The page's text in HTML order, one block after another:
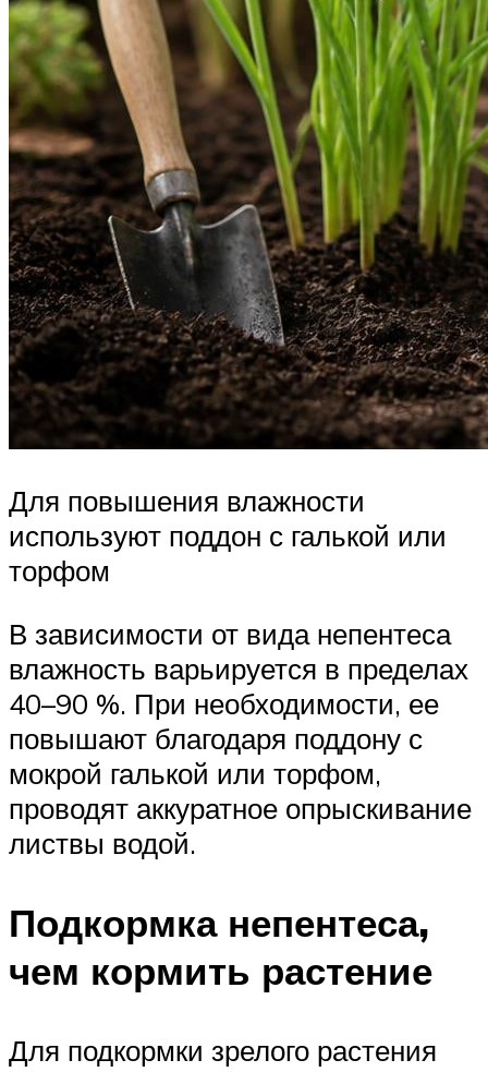
Для повышения влажности
используют поддон с галькой или
торфом
В зависимости от вида непентеса
влажность варьируется в пределах
40–90 %. При необходимости, ее
повышают благодаря поддону с
мокрой галькой или торфом,
проводят аккуратное опрыскивание
листвы водой.
Подкормка непентеса,
чем кормить растение
Для подкормки зрелого растения